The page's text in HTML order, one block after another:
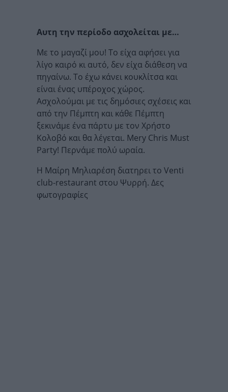
Aυτη την περίοδο ασχολείται με…
Mε το μαγαζί μου! Το είχα αφήσει για
λίγο καιρό κι αυτό, δεν είχα διάθεση να
πηγαίνω. Το έχω κάνει κουκλίτσα και
είναι ένας υπέροχος χώρος.
Ασχολούμαι με τις δημόσιες σχέσεις και
από την Πέμπτη και κάθε Πέμπτη
ξεκινάμε ένα πάρτυ με τον Χρήστο
Κολοβό και θα λέγεται. Μery Chris Must
Party! Περνάμε πολύ ωραία.
Η Μαίρη Μηλιαρέση διατηρει το Venti
club-restaurant στου Ψυρρή. Δες
φωτογραφίες